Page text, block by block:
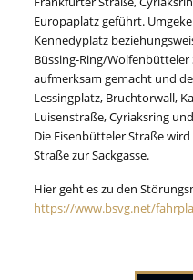
Europaplatz geführt.
Kennedyplatz
Büssing-Ring/
aufmerksam gemacht und
Lessingplatz, Bruchtorwall,
Luisenstraße, Cyriaksring
Die Eisenbütteler Straße
Straße zur Sackgasse.
Hier geht es zu den
https://www.bsvg.net/